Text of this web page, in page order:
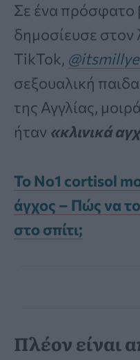
Σε ένα πρόσφατο
δημοσίευσε στον
TikTok,
σεξουαλική
της Αγγλίας,
ήταν «κλινικά
Το Νο1 cortisol
άγχος – Πώς να
στο σπίτι;
Πλέον είναι